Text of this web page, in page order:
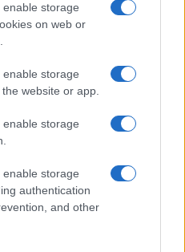
storage
on web or
storage
website or app.
storage
storage
authentication
and other
κίνησης σε ηπειρωτική
πληρώνει το
κατανάλωση μηνιαίως,
περιοχή (π.χ.
πληρώνει τη βενζίνη, για
με τιμή 1,99 ευρώ.
κίνησης σε νησιωτική
πληρώνει το
κατανάλωση μηνιαίως,